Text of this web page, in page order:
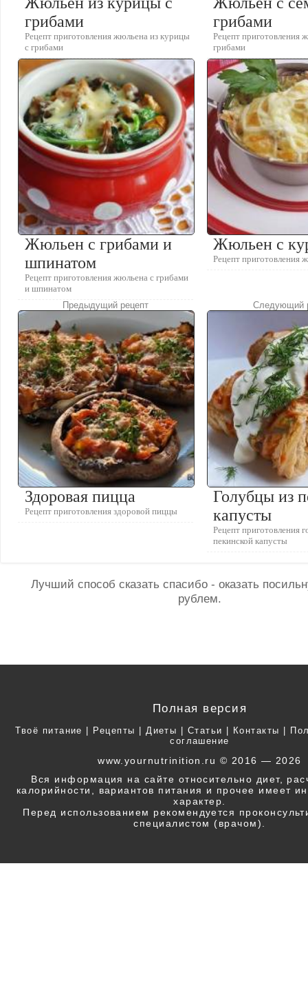
грибами
Рецепт приготовления жюльена из курицы
с грибами
грибами
Рецепт приготовления
грибами
Жюльен с грибами и
шпинатом
Рецепт приготовления жюльена с грибами
и шпинатом
Жюльен с
Рецепт приготовления
Предыдущий рецепт
Здоровая пицца
Рецепт приготовления здоровой пиццы
Следующий
Голубцы из
капусты
Рецепт приготовления
пекинской капусты
Лучший способ сказать спасибо - оказать
рублем.
Полная версия
Твоё питание | Рецепты | Диеты | Статьи | Контакты |
соглашение
www.yournutrinition.ru © 2016 — 2026
Вся информация на сайте относительно диет,
калорийности, вариантов питания и прочее имеет
характер.
Перед использованием рекомендуется
специалистом (врачом).